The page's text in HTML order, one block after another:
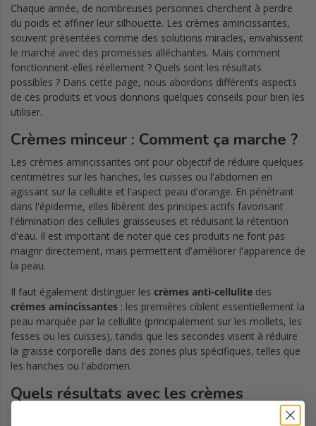
Chaque année, de nombreuses personnes cherchent à perdre
du poids et affiner leur silhouette. Les crèmes amincissantes,
souvent présentées comme des solutions miracles, envahissent
le marché avec des promesses alléchantes. Mais comment
fonctionnent-elles réellement ? Quels sont les résultats
possibles ? Dans cette page, nous abordons différents aspects
de ces produits et vous donnons quelques conseils pour bien les
utiliser.
Crèmes minceur : Comment ça marche ?
Les crèmes amincissantes ont pour objectif de réduire quelques
centimètres sur les hanches, les cuisses ou l'abdomen en
agissant sur la cellulite et l'aspect peau d'orange. En pénétrant
dans l'épiderme, elles libèrent des principes actifs favorisant
l'élimination des cellules graisseuses et réduisant la rétention
d'eau. Il est important de noter que ces produits ne font pas
maigrir directement, mais permettent d'améliorer l'apparence de
la peau.
Il faut également distinguer les crèmes anti-cellulite des
crèmes amincissantes : les premières ciblent essentiellement la
peau marquée par la cellulite (principalement sur les mollets, les
fesses ou les cuisses), tandis que les secondes visent à réduire
la graisse corporelle dans des zones plus spécifiques, telles que
les hanches ou l'abdomen.
Quels résultats avec les crèmes